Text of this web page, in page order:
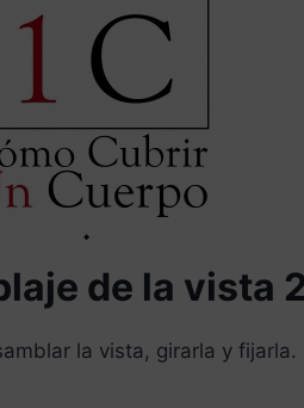
de la vista
la vista, girarla y fijarla.